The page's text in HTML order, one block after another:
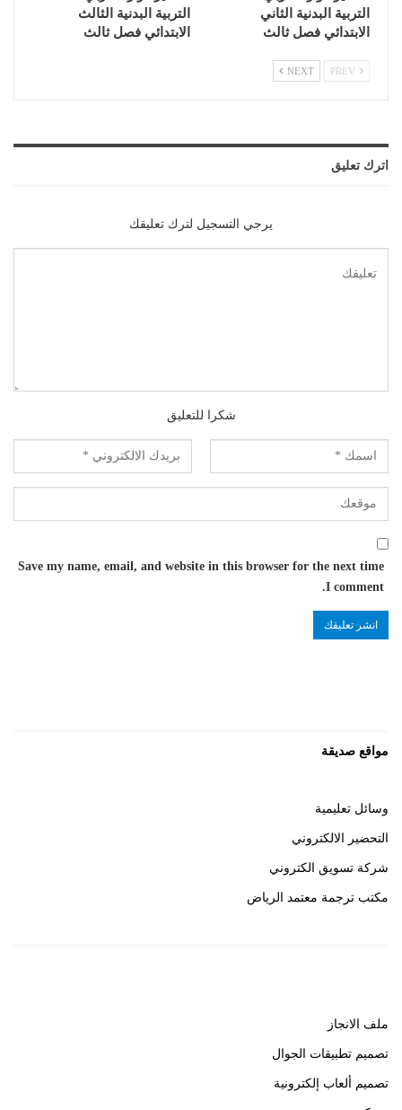
التربية البدنية الثاني
الابتدائي فصل ثالث
التربية البدنية الثالث
الابتدائي فصل ثالث
NEXT
اترك تعليق
يرجي التسجيل لترك تعليقك
شكرا للتعليق
Save my name, email, and website in this browser for the next time
I comment.
مواقع صديقة
وسائل تعليمية
التحضير الالكتروني
شركة تسويق الكتروني
مكتب ترجمة معتمد الرياض
ملف الانجاز
تصميم تطبيقات الجوال
تصميم ألعاب إلكترونية